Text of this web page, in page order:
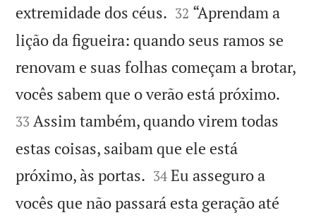
extremidade dos céus. 

32 “Aprendam a
lição da figueira: quando seus ramos se
renovam e suas folhas começam a brotar,
vocês sabem que o verão está próximo.
33 Assim também, quando virem todas
estas coisas, saibam que ele está
próximo, às portas. 

34 Eu asseguro a
vocês que não passará esta geração até